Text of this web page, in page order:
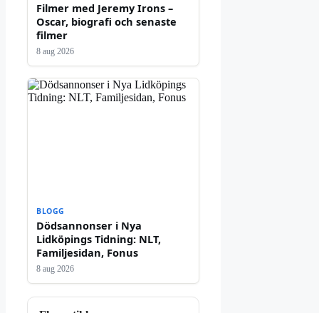
Filmer med Jeremy Irons –
Oscar, biografi och senaste
filmer
8 aug 2026
BLOGG
Dödsannonser i Nya
Lidköpings Tidning: NLT,
Familjesidan, Fonus
8 aug 2026